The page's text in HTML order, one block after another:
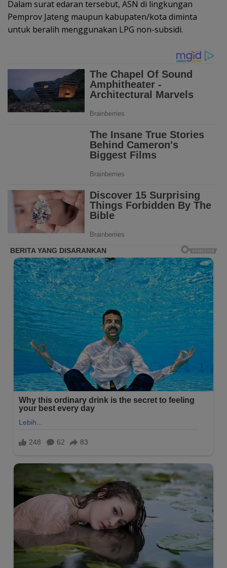
Dalam surat edaran tersebut, ASN di lingkungan
Pemprov Jateng maupun kabupaten/kota diminta
untuk beralih menggunakan LPG non-subsidi.